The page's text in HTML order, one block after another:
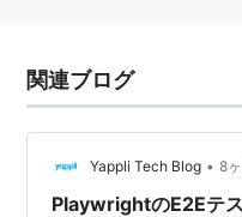
関連ブログ
Yappli Tech Blog • 8
PlaywrightのE2Eテ